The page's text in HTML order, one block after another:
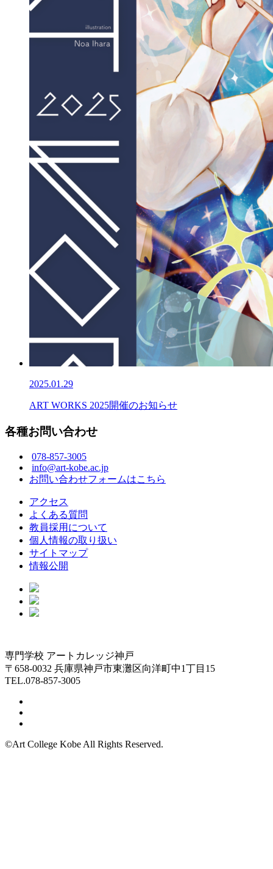
2025.01.29
ART WORKS 2025開催のお知らせ
各種お問い合わせ
078-857-3005
info@art-kobe.ac.jp
お問い合わせフォームはこちら
アクセス
よくある質問
教員採用について
個人情報の取り扱い
サイトマップ
情報公開
専門学校 アートカレッジ神戸
〒658-0032 兵庫県神戸市東灘区向洋町中1丁目15
TEL.078-857-3005
©Art College Kobe All Rights Reserved.